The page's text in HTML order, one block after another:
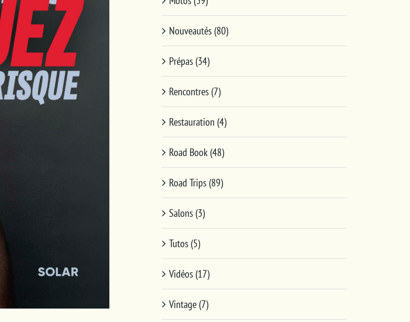
Nouveautés (80)
Prépas (34)
Rencontres (7)
Restauration (4)
Road Book (48)
Road Trips (89)
Salons (3)
Tutos (5)
Vidéos (17)
Vintage (7)